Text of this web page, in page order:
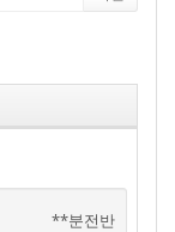
**분전반